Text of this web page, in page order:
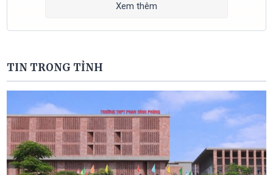
Xem thêm
TIN TRONG TỈNH